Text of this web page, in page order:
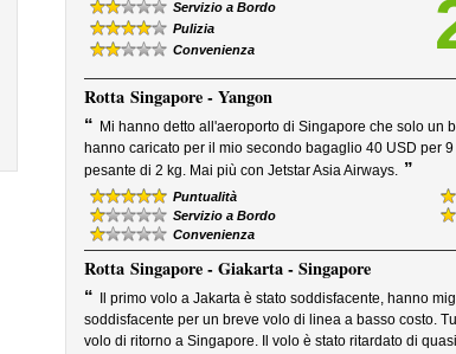
Servizio a Bordo
Pulizia
Convenienza
Rotta Singapore - Yangon
“ Mi hanno detto all'aeroporto di Singapore che solo un
hanno caricato per il mio secondo bagaglio 40 USD per
pesante di 2 kg. Mai più con Jetstar Asia Airways. ”
Puntualità
Servizio a Bordo
Convenienza
Rotta Singapore - Giakarta - Singapore
“
Il primo volo a Jakarta è stato soddisfacente, hanno
soddisfacente per un breve volo di linea a basso costo.
volo di ritorno a Singapore. Il volo è stato ritardato di